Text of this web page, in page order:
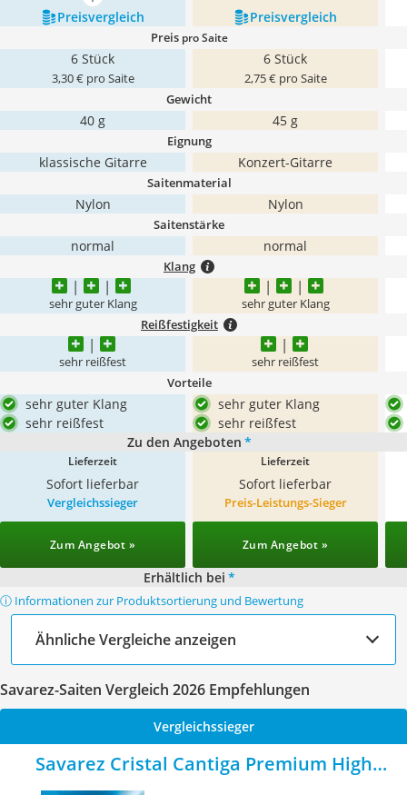
Preis­vergleich
Preis­vergleich
Preis pro Saite
6 Stück
3,30 € pro Saite
6 Stück
2,75 € pro Saite
Gewicht
40 g 45 g
Eignung
klassische Gitarre Konzert-Gitarre
Saitenmaterial
Nylon Nylon
Saitenstärke
normal normal
Klang
sehr guter Klang sehr guter Klang
Reißfestigkeit
sehr reißfest sehr reißfest
Vorteile
sehr guter Klang
sehr reißfest
sehr guter Klang
sehr reißfest
Zu den Angeboten *
Lieferzeit
Sofort lieferbar
Lieferzeit
Sofort lieferbar
Vergleichssieger
Zum Angebot »
Preis-Leistungs-Sieger
Zum Angebot »
Erhältlich bei *
ⓘ Informationen zur Produktsortierung und Bewertung
Ähnliche Vergleiche anzeigen
Savarez-Saiten Vergleich 2026 Empfehlungen
Vergleichssieger
Savarez Cristal Cantiga Premium High